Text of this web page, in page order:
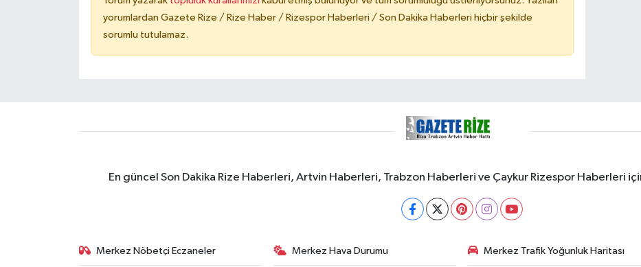
yorumlardan Gazete Rize / Rize Haber / Rizespor Haberleri / Son Dakika Haberleri hiçbir şekilde
sorumlu tutulamaz.
En güncel Son Dakika Rize Haberleri, Artvin Haberleri, Trabzon Haberleri ve Çaykur Rizespor Haberleri
Merkez Nöbetçi Eczaneler Merkez Hava Durumu Merkez Trafik Yoğunluk Haritası